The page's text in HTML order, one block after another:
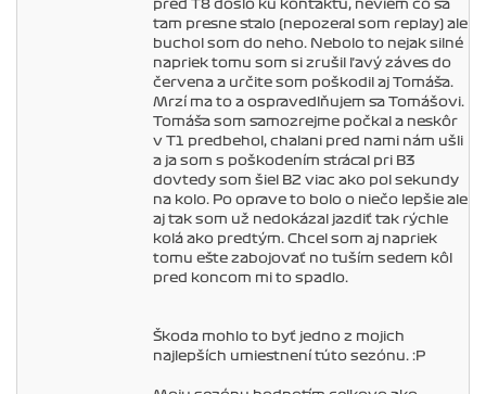
pred T8 došlo ku kontaktu, neviem čo sa
tam presne stalo (nepozeral som replay) ale
buchol som do neho. Nebolo to nejak silné
napriek tomu som si zrušil ľavý záves do
červena a určite som poškodil aj Tomáša.
Mrzí ma to a ospravedlňujem sa Tomášovi.
Tomáša som samozrejme počkal a neskôr
v T1 predbehol, chalani pred nami nám ušli
a ja som s poškodením strácal pri B3
dovtedy som šiel B2 viac ako pol sekundy
na kolo. Po oprave to bolo o niečo lepšie ale
aj tak som už nedokázal jazdiť tak rýchle
kolá ako predtým. Chcel som aj napriek
tomu ešte zabojovať no tuším sedem kôl
pred koncom mi to spadlo.
Škoda mohlo to byť jedno z mojich
najlepších umiestnení túto sezónu. :P